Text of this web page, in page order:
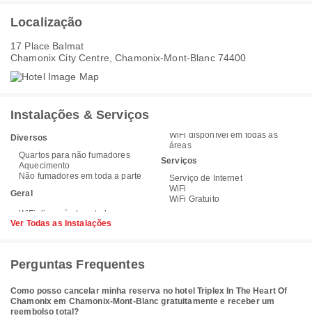
Localização
17 Place Balmat
Chamonix City Centre, Chamonix-Mont-Blanc 74400
Instalações & Serviços
Diversos
Quartos para não fumadores
Aquecimento
Não fumadores em toda a parte
Geral
WiFi disponível em todas as
áreas
Serviços
Serviço de Internet
WiFi
WiFi Gratuito
Ver Todas as Instalações
Perguntas Frequentes
Como posso cancelar minha reserva no hotel Triplex In The Heart Of
Chamonix em Chamonix-Mont-Blanc gratuitamente e receber um
reembolso total?